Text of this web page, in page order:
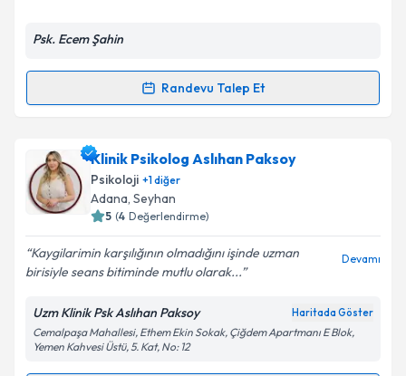
Psk. Ecem Şahin
Randevu Talep Et
Randevu Takvimi Talebi
Psk. Ecem Şahiniçin randevu takvimi talebi
oluşturun. Size bu uzmandan randevu almanız için bir
takvim hazırlandığında e-posta ile bilgilendireceğiz.
Kişisel verilerimin işlenmesine ilişkin
Aydınlatma
Metni'ni okudum ve kişisel verilerimin belirtilen
kapsamda işlenmesini kabul ediyorum.
Klinik Psikolog Aslıhan Paksoy
Psikoloji +1diğer
Adana, Seyhan
5 (4 Değerlendirme)
Kaygilarimin karşılığının olmadığını işinde uzman
birisiyle seans bitiminde mutlu olarak...
Devamı
Uzm Klinik Psk Aslıhan Paksoy Haritada Göster
Cemalpaşa Mahallesi, Ethem Ekin Sokak, Çiğdem Apartmanı E Blok,
Yemen Kahvesi Üstü, 5. Kat, No: 12